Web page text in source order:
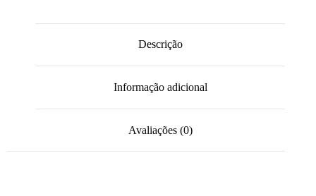
Descrição
Informação adicional
Avaliações (0)